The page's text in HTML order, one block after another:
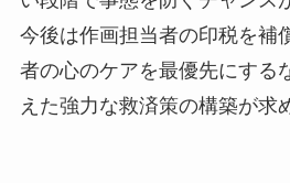
今後は作画担当者の印税を補
者の心のケアを最優先にする
えた強力な救済策の構築が求